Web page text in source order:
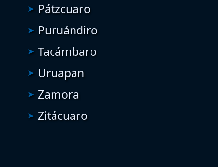
Pátzcuaro
Puruándiro
Tacámbaro
Uruapan
Zamora
Zitácuaro